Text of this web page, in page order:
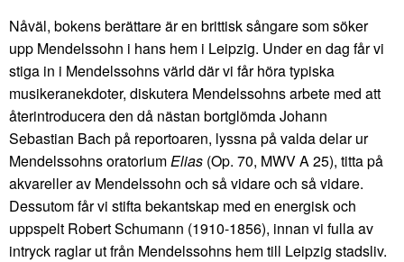
Nåväl, bokens berättare är en brittisk sångare som söker
upp Mendelssohn i hans hem i Leipzig. Under en dag får vi
stiga in i Mendelssohns värld där vi får höra typiska
musikeranekdoter, diskutera Mendelssohns arbete med att
återintroducera den då nästan bortglömda Johann
Sebastian Bach på reportoaren, lyssna på valda delar ur
Mendelssohns oratoriumElias (Op. 70, MWV A 25), titta på
akvareller av Mendelssohn och så vidare och så vidare.
Dessutom får vi stifta bekantskap med en energisk och
uppspelt Robert Schumann (1910-1856), innan vi fulla av
intryck raglar ut från Mendelssohns hem till Leipzig stadsliv.